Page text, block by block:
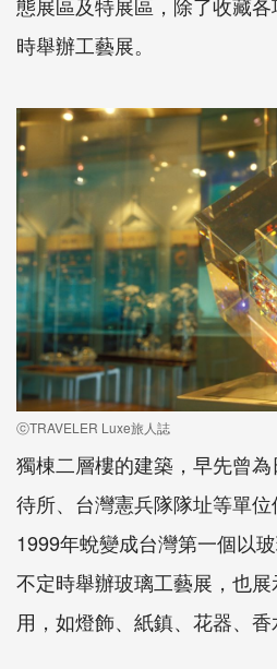
時舉辦工藝展。
ⓒTRAVELER Luxe旅人誌
獨棟二層樓的建築，早先曾
待所、台灣憲兵隊隊址等單位
1999年蛻變成台灣第一個以
不定時舉辦玻璃工藝展，也
用，如燈飾、紙鎮、花器、香